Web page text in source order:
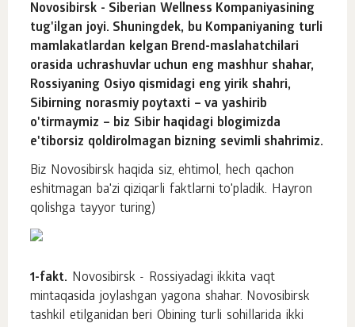
Novosibirsk - Siberian Wellness Kompaniyasining
tug'ilgan joyi. Shuningdek, bu Kompaniyaning turli
mamlakatlardan kelgan Brend-maslahatchilari
orasida uchrashuvlar uchun eng mashhur shahar,
Rossiyaning Osiyo qismidagi eng yirik shahri,
Sibirning norasmiy poytaxti – va yashirib
o'tirmaymiz – biz Sibir haqidagi blogimizda
e'tiborsiz qoldirolmagan bizning sevimli shahrimiz.
Biz Novosibirsk haqida siz, ehtimol, hech qachon
eshitmagan ba'zi qiziqarli faktlarni to'pladik. Hayron
qolishga tayyor turing)
1-fakt. Novosibirsk - Rossiyadagi ikkita vaqt
mintaqasida joylashgan yagona shahar. Novosibirsk
tashkil etilganidan beri Obining turli sohillarida ikki